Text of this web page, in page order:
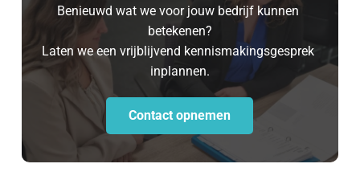
Benieuwd wat we voor jouw bedrijf kunnen
betekenen?
Laten we een vrijblijvend kennismakingsgesprek
inplannen.
Contact opnemen